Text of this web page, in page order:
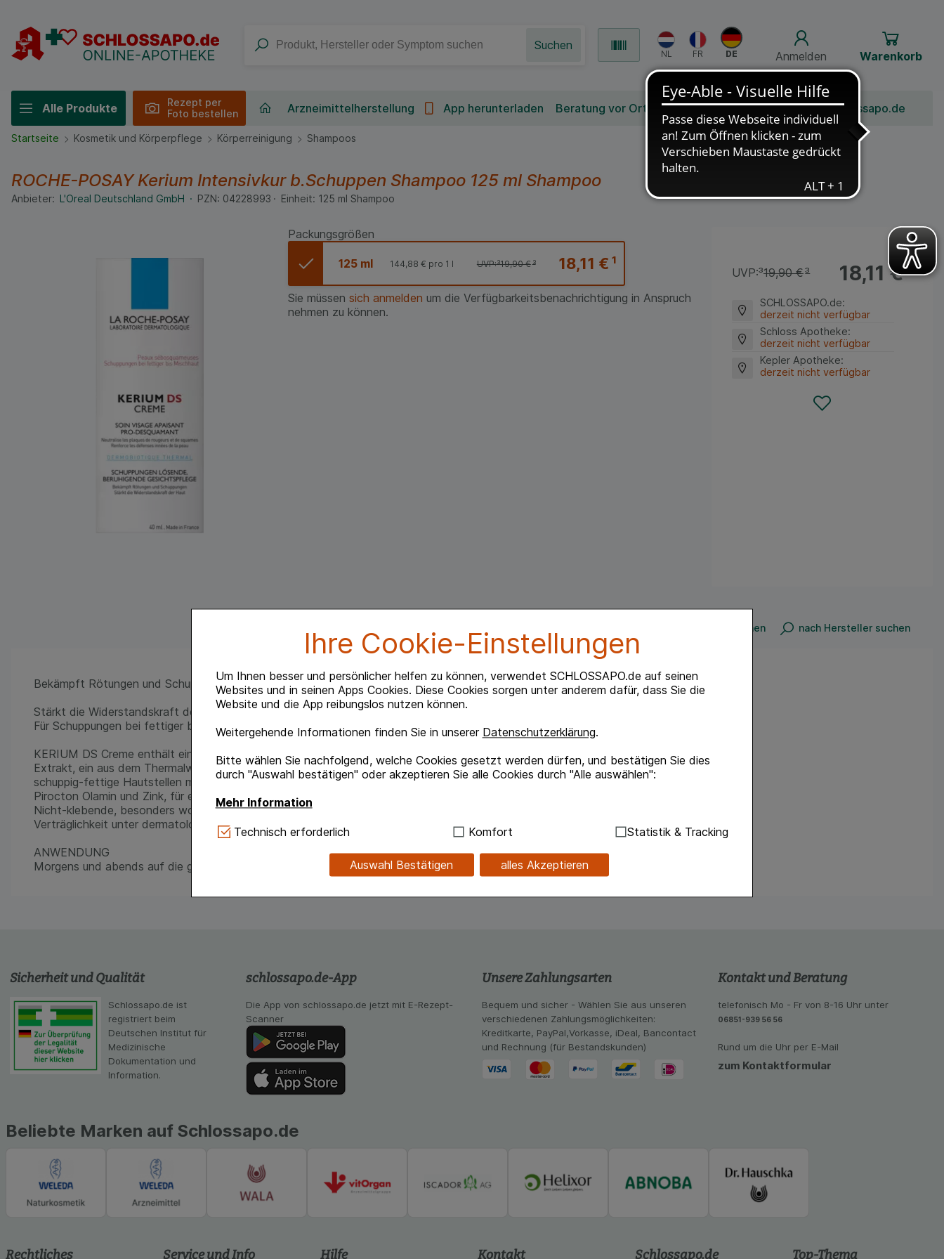
Ihre Cookie-Einstellungen
Um Ihnen besser und persönlicher helfen zu können, verwendet SCHLOSSAPO.de auf seinen
Websites und in seinen Apps Cookies. Diese Cookies sorgen unter anderem dafür, dass Sie die
Website und die App reibungslos nutzen können.
Weitergehende Informationen finden Sie in unserer Datenschutzerklärung.
Bitte wählen Sie nachfolgend, welche Cookies gesetzt werden dürfen, und bestätigen Sie dies
durch "Auswahl bestätigen" oder akzeptieren Sie alle Cookies durch "Alle auswählen":
Mehr Information
Technisch Notwendig:Hierbei handelt es sich um Cookies, die für die Grundfunktionen unserer
verzichtet werden kann.
gestalten, beispielsweise für die Wiedererkennung des Besuchers oder unsere Seite an bevorzugte
unserer Website sammeln, mit deren Hilfe wir unsere Website weiter für Sie optimieren können, den
Inhalt auf unserer Website aber auch die Werbung auf Drittseiten möglichst relevant für Sie zu
gestalten. Bitte beachten Sie, dass Daten hierfür teilweise an Dritte wie z.B. Google oder soziale
Medien übertragen werden.
Technisch erforderlich Komfort Statistik & Tracking
Auswahl Bestätigen alles Akzeptieren
Anmelden Warenkorb
Suchen
Alle Produkte
Rezept per
Foto bestellen
Arzneimittelherstellung App herunterladen Beratung vor Ort Bonusprogramm Jobs Über Schlossapo.de
Startseite Kosmetik und Körperpflege Körperreinigung Shampoos
ROCHE-POSAY Kerium Intensivkur b.Schuppen Shampoo 125 ml Shampoo
Anbieter: L'Oreal Deutschland GmbH PZN: 04228993 Einheit: 125 ml Shampoo
Packungsgrößen
125 ml 18,11 €¹
UVP:³19,90 €³
144,88 € pro 1 l
Sie müssen sich anmelden um die Verfügbarkeitsbenachrichtigung in Anspruch
nehmen zu können.
18,11 €¹
UVP:³19,90 €³
SCHLOSSAPO.de:
derzeit nicht verfügbar
Schloss Apotheke:
derzeit nicht verfügbar
Kepler Apotheke:
derzeit nicht verfügbar
nach Produkt suchen nach Hersteller suchen
Bekämpft Rötungen und Schuppungen.
Stärkt die Widerstandskraft der Haut.
Für Schuppungen bei fettiger bis Mischhaut, Rötungen und überschüssigem Talg.
KERIUM DS Creme enthält eine einzigartige Wirkstoff-Kombination bestehend aus Thermal-Dermobiotik-
Extrakt, ein aus dem Thermalwasser von La Roche-Posay gewonnener Mikro-Organismus, welcher
schuppig-fettige Hautstellen mindert und deren Wiederauftreten vorbeugt.
Pirocton Olamin und Zink, für eine anti-bakterielle und talgregulierende Wirkung.
Nicht-klebende, besonders wohltuende Textur.
Verträglichkeit unter dermatologischer Kontrolle getestet.
ANWENDUNG
Morgens und abends auf die gereinigte Haut auftragen
Sicherheit und Qualität
Schlossapo.de ist
registriert beim
Deutschen Institut für
Medizinische
Dokumentation und
Information.
schlossapo.de-App
Die App von schlossapo.de jetzt mit E-Rezept-
Scanner
Unsere Zahlungsarten
Bequem und sicher - Wählen Sie aus unseren
verschiedenen Zahlungsmöglichkeiten:
Kreditkarte, PayPal,Vorkasse, iDeal, Bancontact
und Rechnung (für Bestandskunden)
Kontakt und Beratung
telefonisch Mo - Fr von 8-16 Uhr unter
06851-939 56 56
Rund um die Uhr per E-Mail
zum Kontaktformular
Beliebte Marken auf Schlossapo.de
Rechtliches Service und Info Hilfe Kontakt Schlossapo.de Top-Thema